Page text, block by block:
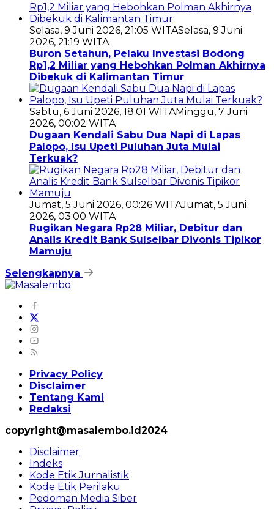
Selasa, 9 Juni 2026, 21:05 WITASelasa, 9 Juni
2026, 21:19 WITA
Buron Setahun, Pelaku Investasi Bodong
Rp1,2 Miliar yang Hebohkan Polman Akhirnya
Dibekuk di Kalimantan Timur
Sabtu, 6 Juni 2026, 18:01 WITAMinggu, 7 Juni
2026, 00:02 WITA
Dugaan Kendali Sabu Dua Napi di Lapas
Palopo, Isu Upeti Puluhan Juta Mulai
Terkuak?
Jumat, 5 Juni 2026, 00:26 WITAJumat, 5 Juni
2026, 03:00 WITA
Rugikan Negara Rp28 Miliar, Debitur dan
Analis Kredit Bank Sulselbar Divonis Tipikor
Mamuju
Selengkapnya
Privacy Policy
Disclaimer
Tentang Kami
Redaksi
copyright@masalembo.id2024
Disclaimer
Indeks
Kode Etik Jurnalistik
Kode Etik Perilaku
Pedoman Media Siber